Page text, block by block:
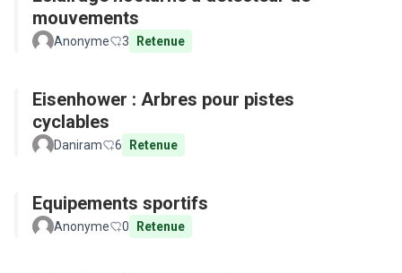
mouvements
Anonyme 3 Retenue
Eisenhower : Arbres pour pistes
cyclables
Daniram 6 Retenue
Equipements sportifs
Anonyme 0 Retenue